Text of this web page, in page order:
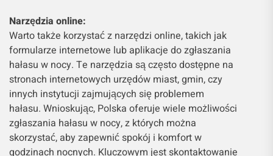
Narzędzia online:
Warto także korzystać z narzędzi online, takich jak
formularze internetowe lub aplikacje do zgłaszania
hałasu w nocy. Te narzędzia są często dostępne na
stronach internetowych urzędów miast, gmin, czy
innych instytucji zajmujących się problemem
hałasu. Wnioskując, Polska oferuje wiele możliwości
zgłaszania hałasu w nocy, z których można
skorzystać, aby zapewnić spokój i komfort w
godzinach nocnych. Kluczowym jest skontaktowanie